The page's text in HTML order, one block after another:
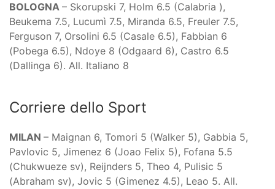
BOLOGNA – Skorupski 7, Holm 6.5 (Calabria ),
Beukema 7.5, Lucumì 7.5, Miranda 6.5, Freuler 7.5,
Ferguson 7, Orsolini 6.5 (Casale 6.5), Fabbian 6
(Pobega 6.5), Ndoye 8 (Odgaard 6), Castro 6.5
(Dallinga 6). All. Italiano 8
Corriere dello Sport
MILAN – Maignan 6, Tomori 5 (Walker 5), Gabbia 5,
Pavlovic 5, Jimenez 6 (Joao Felix 5), Fofana 5.5
(Chukwueze sv), Reijnders 5, Theo 4, Pulisic 5
(Abraham sv), Jovic 5 (Gimenez 4.5), Leao 5. All.